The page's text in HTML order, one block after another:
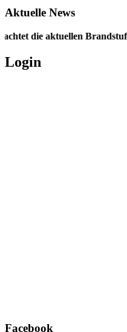
Aktuelle News
die aktuellen
Login
Facebook